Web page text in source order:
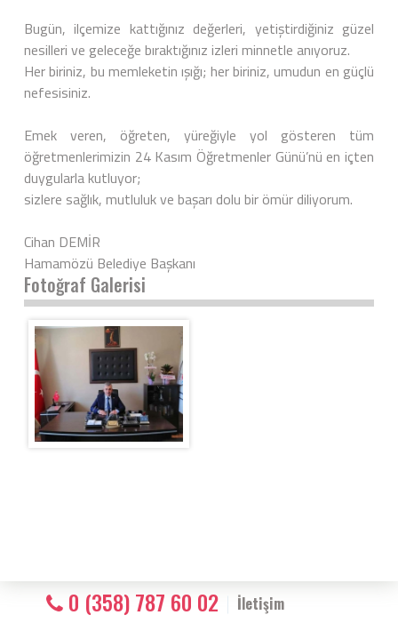
Bugün, ilçemize kattığınız değerleri, yetiştirdiğiniz güzel
nesilleri ve geleceğe bıraktığınız izleri minnetle anıyoruz.
Her biriniz, bu memleketin ışığı; her biriniz, umudun en güçlü
nefesisiniz.
Emek veren, öğreten, yüreğiyle yol gösteren tüm
öğretmenlerimizin 24 Kasım Öğretmenler Günü’nü en içten
duygularla kutluyor;
sizlere sağlık, mutluluk ve başarı dolu bir ömür diliyorum.
Cihan DEMİR
Hamamözü Belediye Başkanı
Fotoğraf Galerisi
0 (358) 787 60 02 İletişim